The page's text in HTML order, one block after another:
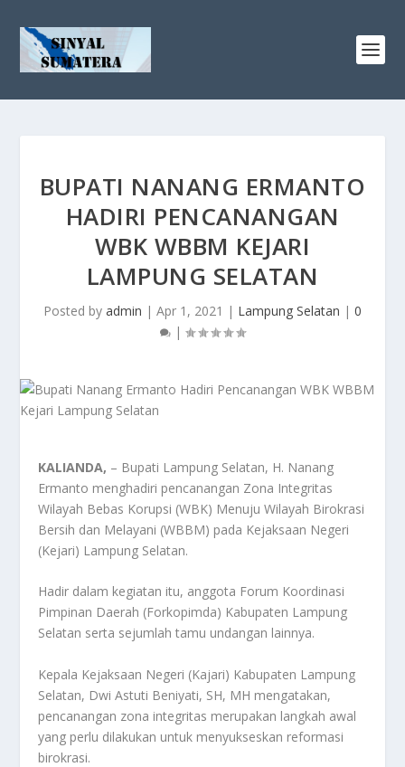
BUPATI NANANG ERMANTO
HADIRI PENCANANGAN
WBK WBBM KEJARI
LAMPUNG SELATAN
Posted by admin | Apr 1, 2021 | Lampung Selatan | 0
|
KALIANDA, – Bupati Lampung Selatan, H. Nanang
Ermanto menghadiri pencanangan Zona Integritas
Wilayah Bebas Korupsi (WBK) Menuju Wilayah Birokrasi
Bersih dan Melayani (WBBM) pada Kejaksaan Negeri
(Kejari) Lampung Selatan.
Hadir dalam kegiatan itu, anggota Forum Koordinasi
Pimpinan Daerah (Forkopimda) Kabupaten Lampung
Selatan serta sejumlah tamu undangan lainnya.
Kepala Kejaksaan Negeri (Kajari) Kabupaten Lampung
Selatan, Dwi Astuti Beniyati, SH, MH mengatakan,
pencanangan zona integritas merupakan langkah awal
yang perlu dilakukan untuk menyukseskan reformasi
birokrasi.